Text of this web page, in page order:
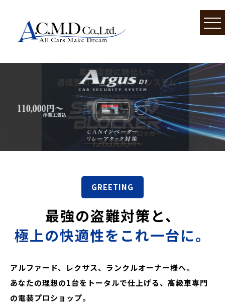
GREETING
最強の盗難対策と、
極上の快適性をこれ一台に。
アルファード、レクサス、ランクルオーナー様へ。
あなたの理想の1台をトータルで仕上げる、高級車専門
の電装プロショップ。